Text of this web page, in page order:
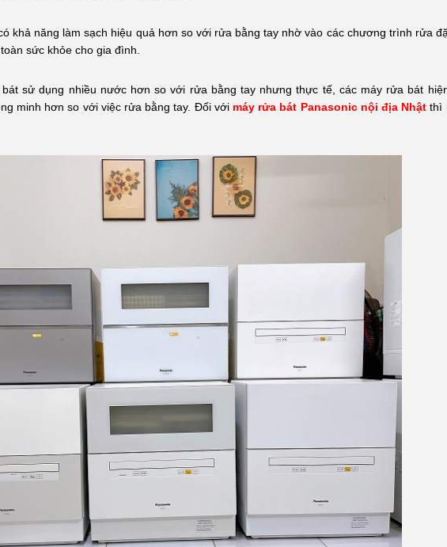
khả năng làm sạch hiệu quả hơn so với rửa bằng tay nhờ vào các chương trình rửa
sức khỏe cho gia đình.
sử dụng nhiều nước hơn so với rửa bằng tay nhưng thực tế, các máy rửa bát
minh hơn so với việc rửa bằng tay. Đối với máy rửa bát Panasonic nội địa Nhật thì